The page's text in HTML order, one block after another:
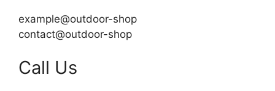
example@outdoor-shop
contact@outdoor-shop
Call Us